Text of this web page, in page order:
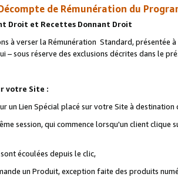
de Rémunération du
Droit et Recettes Donnant Droit
à verser la Rémunération Standard, présentée
– sous réserve des exclusions décrites dans le
votre Site :
un Lien Spécial placé sur votre Site à destination
session, qui commence lorsqu'un client
écoulées depuis le clic,
un Produit, exception faite des produits